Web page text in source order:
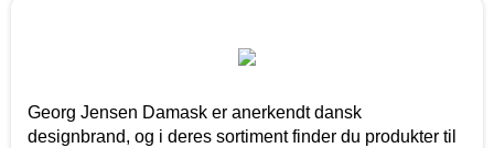
Georg Jensen Damask er anerkendt dansk
designbrand, og i deres sortiment finder du produkter til